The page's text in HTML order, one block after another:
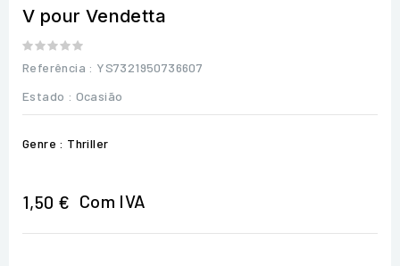
V pour Vendetta
Referência : YS7321950736607
Estado : Ocasião
Genre : Thriller
1,50 € Com IVA